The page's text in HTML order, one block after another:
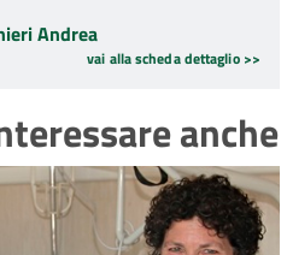
Andrea
vai alla scheda dettaglio >>
anche